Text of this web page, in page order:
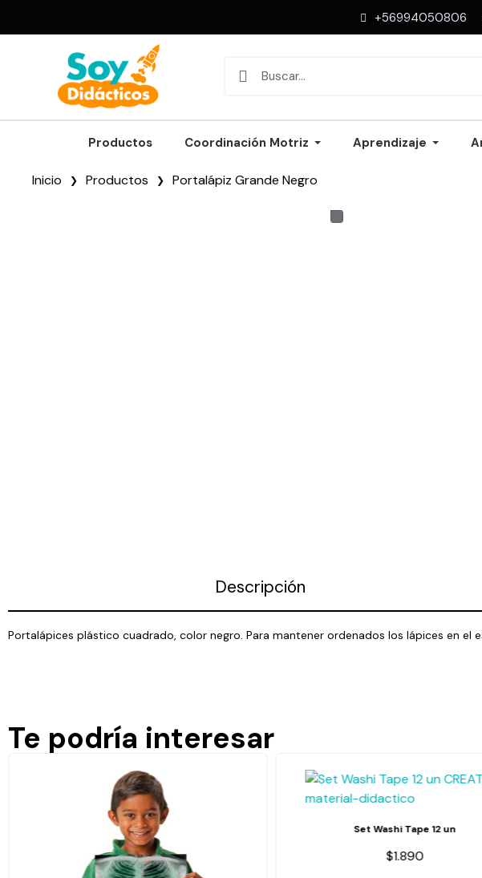
+56994050806
Productos Coordinación Motriz Aprendizaje
Inicio Productos Portalápiz Grande Negro
Descripción
Portalápices plástico cuadrado, color negro. Para mantener ordenados los lápices en
Te podría interesar
Set Washi Tape 12 un
$1.890